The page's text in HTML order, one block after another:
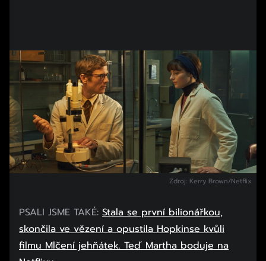
Zdroj: Kerry Brown/Netflix
PSALI JSME TAKÉ: Stala se první bilionářkou,
skončila ve vězení a opustila Hopkinse kvůli
filmu Mlčení jehňátek. Teď Martha boduje na